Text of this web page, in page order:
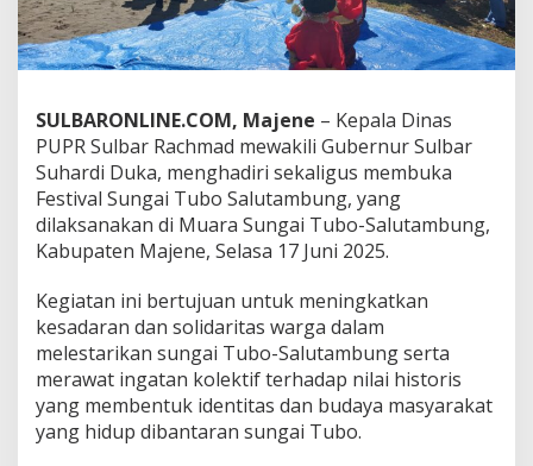
T
u
b
S
a
l
u
t
a
m
u
n
g
,
G
u
e
SULBARONLINE.COM, Majene – Kepala Dinas
PUPR Sulbar Rachmad mewakili Gubernur Sulbar
Suhardi Duka, menghadiri sekaligus membuka
Festival Sungai Tubo Salutambung, yang
dilaksanakan di Muara Sungai Tubo-Salutambung,
Kabupaten Majene, Selasa 17 Juni 2025.
Kegiatan ini bertujuan untuk meningkatkan
kesadaran dan solidaritas warga dalam
melestarikan sungai Tubo-Salutambung serta
merawat ingatan kolektif terhadap nilai historis
yang membentuk identitas dan budaya masyarakat
yang hidup dibantaran sungai Tubo.